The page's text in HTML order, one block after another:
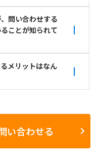
問い合わせする
ことが知られて
メリットはなん
い合わせる